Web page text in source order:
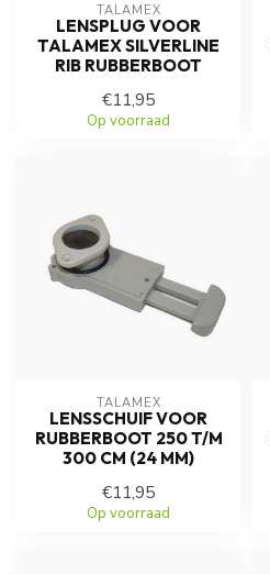
TALAMEX
LENSPLUG VOOR
TALAMEX SILVERLINE
RIB RUBBERBOOT
€11,95
Op voorraad
TALAMEX
LENSSCHUIF VOOR
RUBBERBOOT 250 T/M
300 CM (24 MM)
€11,95
Op voorraad